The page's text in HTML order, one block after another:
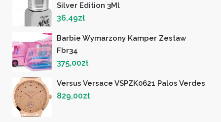
Silver Edition 3Ml
36,49zł
Barbie Wymarzony Kamper Zestaw
Fbr34
375,00zł
Versus Versace VSPZK0621 Palos Verdes
829,00zł